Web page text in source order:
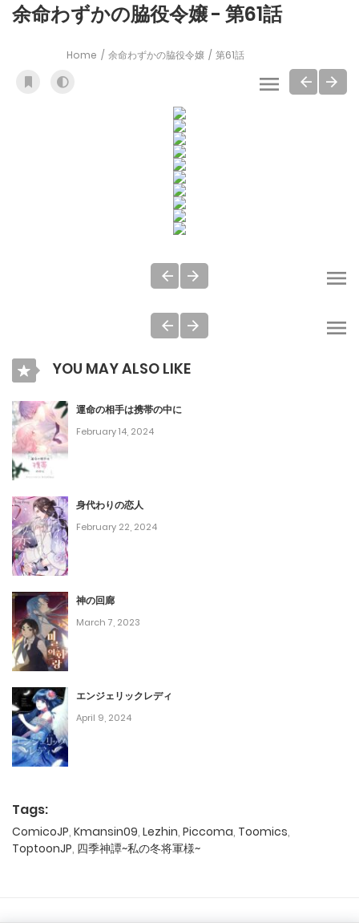
余命わずかの脇役令嬢 - 第61話
Home 余命わずかの脇役令嬢 第61話
YOU MAY ALSO LIKE
運命の相手は携帯の中に
February 14, 2024
身代わりの恋人
February 22, 2024
神の回廊
March 7, 2023
エンジェリックレディ
April 9, 2024
Tags:
ComicoJP, Kmansin09, Lezhin, Piccoma, Toomics,
ToptoonJP, 四季神譚~私の冬将軍様~